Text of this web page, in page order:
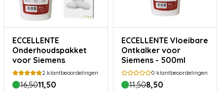
ECCELLENTE
Onderhoudspakket
voor Siemens
2 klantbeoordelingen
16,5011,50
ECCELLENTE Vloeibare
Ontkalker voor
Siemens - 500ml
0 klantbeoordelingen
11,508,50